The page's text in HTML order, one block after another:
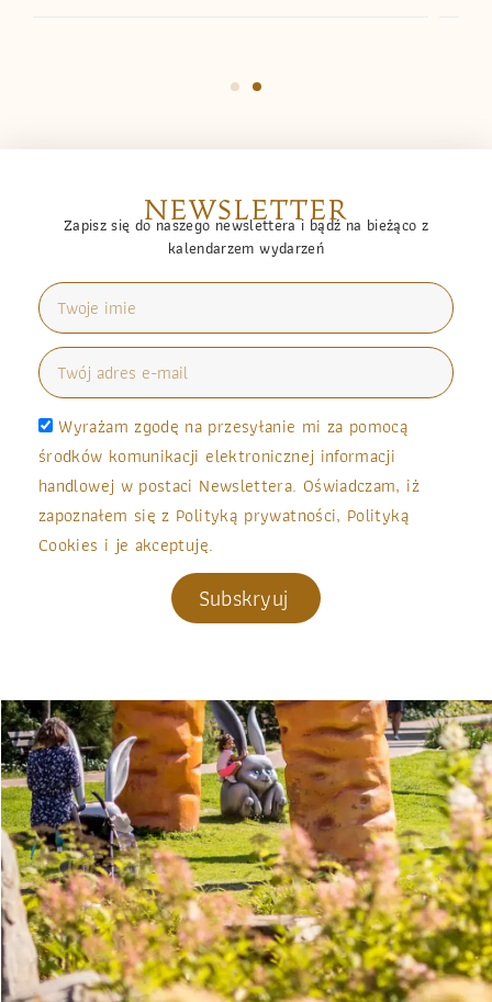
NEWSLETTER
Zapisz się do naszego newslettera i bądź na bieżąco z
kalendarzem wydarzeń
Wyrażam zgodę na przesyłanie mi za pomocą
środków komunikacji elektronicznej informacji
handlowej w postaci Newslettera. Oświadczam, iż
zapoznałem się z Polityką prywatności, Polityką
Cookies i je akceptuję.
Subskryuj